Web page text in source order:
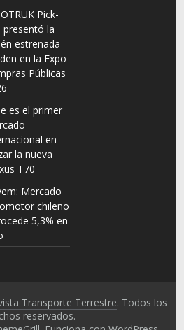
Pick-
presentó la
estrenada
en la Expo
Públicas
es el primer
en
la nueva
T70
Mercado
chileno
5,3% en
Transporte Terrestre. Todos los
reservados.